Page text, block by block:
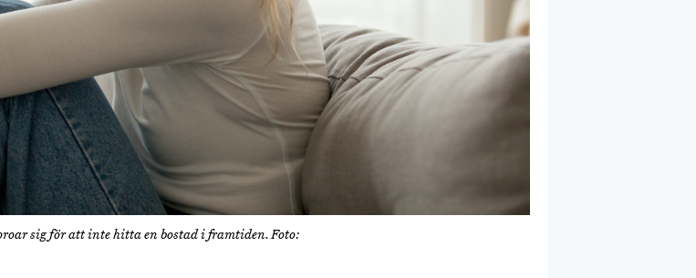
sig för att inte hitta en bostad i framtiden. Foto: